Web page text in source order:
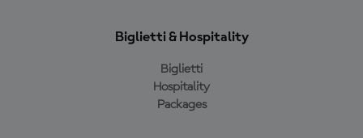
Biglietti & Hospitality
Biglietti
Hospitality
Packages